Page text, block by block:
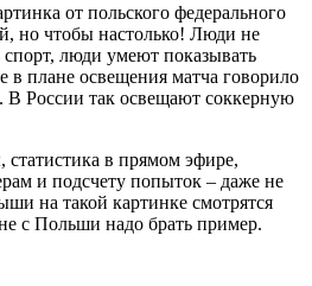
от польского федерального
но чтобы настолько! Люди не
люди умеют показывать
в плане освещения матча говорило
В России так освещают соккерную
в прямом эфире,
и подсчету попыток – даже не
на такой картинке смотрятся
с Польши надо брать пример.